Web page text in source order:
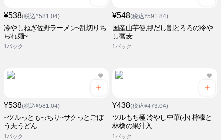
¥538(税込¥581.04)
冷やしねぎ佐野ラーメン~乱切りち
ぢれ麺~
1パック
¥548(税込¥591.84)
国産山芋使用!だし割とろろの冷や
し蕎麦
1パック
¥538(税込¥581.04)
~ツルっともっちり~サクっとごぼ
う天うどん
1パック
¥438(税込¥473.04)
ツルもち極 冷やし中華(小) 檸檬と
林檎の果汁入
1パック